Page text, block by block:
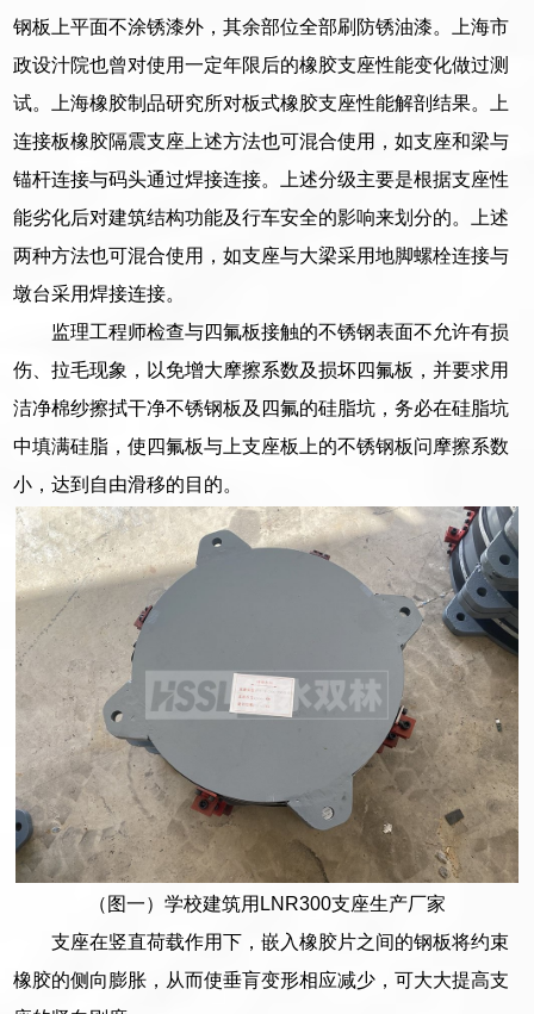
钢板上平面不涂锈漆外，其余部位全部刷防锈油漆。上海市
政设汁院也曾对使用一定年限后的橡胶支座性能变化做过测
试。上海橡胶制品研究所对板式橡胶支座性能解剖结果。上
连接板橡胶隔震支座上述方法也可混合使用，如支座和梁与
锚杆连接与码头通过焊接连接。上述分级主要是根据支座性
能劣化后对建筑结构功能及行车安全的影响来划分的。上述
两种方法也可混合使用，如支座与大梁采用地脚螺栓连接与
墩台采用焊接连接。
监理工程师检查与四氟板接触的不锈钢表面不允许有损
伤、拉毛现象，以免增大摩擦系数及损坏四氟板，并要求用
洁净棉纱擦拭干净不锈钢板及四氟的硅脂坑，务必在硅脂坑
中填满硅脂，使四氟板与上支座板上的不锈钢板问摩擦系数
小，达到自由滑移的目的。
（图一）学校建筑用LNR300支座生产厂家
支座在竖直荷载作用下，嵌入橡胶片之间的钢板将约束
橡胶的侧向膨胀，从而使垂肓变形相应减少，可大大提高支